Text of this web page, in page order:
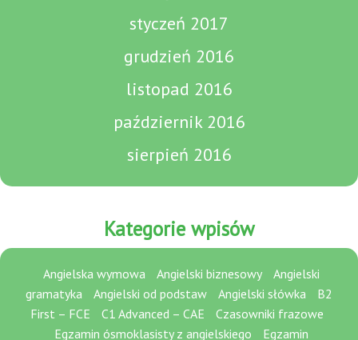
styczeń 2017
grudzień 2016
listopad 2016
październik 2016
sierpień 2016
Kategorie wpisów
Angielska wymowa Angielski biznesowy
Angielski
gramatyka
Angielski od podstaw Angielski słówka
B2
First – FCE
C1 Advanced – CAE
Czasowniki frazowe
Egzamin ósmoklasisty z angielskiego
Egzamin